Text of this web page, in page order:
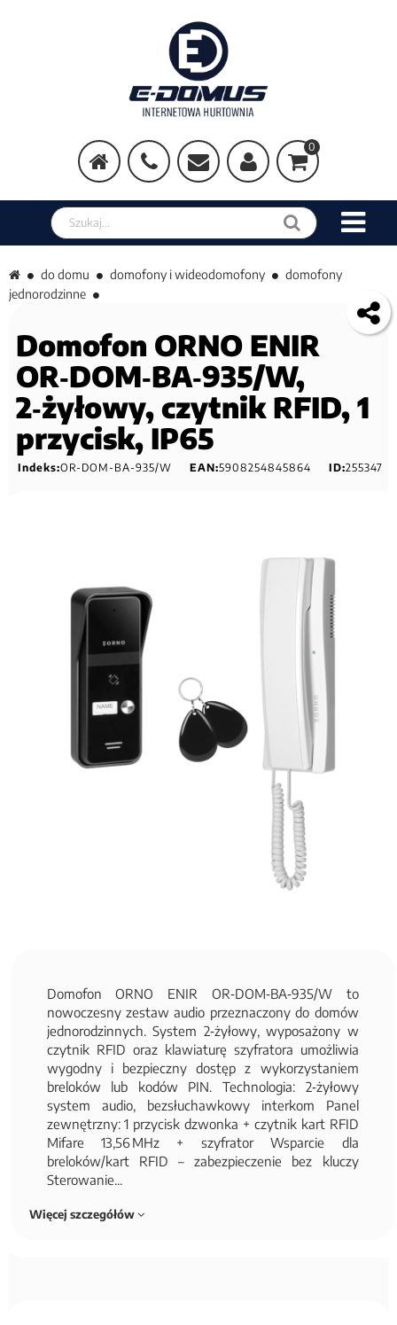
0
Szukaj w sklepie
do domu domofony i wideodomofony
domofony
jednorodzinne
Domofon ORNO ENIR
OR‑DOM‑BA‑935/W,
2‑żyłowy, czytnik RFID, 1
przycisk, IP65
Indeks:OR-DOM-BA-935/W EAN:5908254845864 ID:255347
Domofon ORNO ENIR OR‑DOM‑BA‑935/W to
nowoczesny zestaw audio przeznaczony do domów
jednorodzinnych. System 2‑żyłowy, wyposażony w
czytnik RFID oraz klawiaturę szyfratora umożliwia
wygodny i bezpieczny dostęp z wykorzystaniem
breloków lub kodów PIN. Technologia: 2‑żyłowy
system audio, bezsłuchawkowy interkom Panel
zewnętrzny: 1 przycisk dzwonka + czytnik kart RFID
Mifare 13,56 MHz + szyfrator Wsparcie dla
breloków/kart RFID – zabezpieczenie bez kluczy
Sterowanie...
Więcej szczegółów